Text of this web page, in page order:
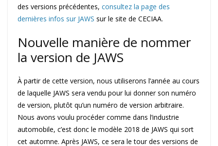
des versions précédentes, consultez la page des
dernières infos sur JAWS sur le site de CECIAA.
Nouvelle manière de nommer
la version de JAWS
À partir de cette version, nous utiliserons l’année au cours
de laquelle JAWS sera vendu pour lui donner son numéro
de version, plutôt qu’un numéro de version arbitraire.
Nous avons voulu procéder comme dans l’industrie
automobile, c’est donc le modèle 2018 de JAWS qui sort
cet automne. Après JAWS, ce sera le tour des versions de